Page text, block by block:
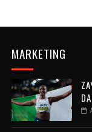
MARKETING